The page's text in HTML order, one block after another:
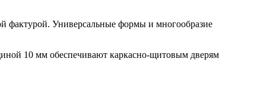
фактурой. Универсальные формы и многообразие
10 мм обеспечивают каркасно-щитовым дверям